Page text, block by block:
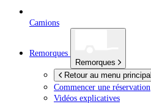
Camions
Remorques
Remorques
Retour au menu principal
Commencer une réservation
Vidéos explicatives